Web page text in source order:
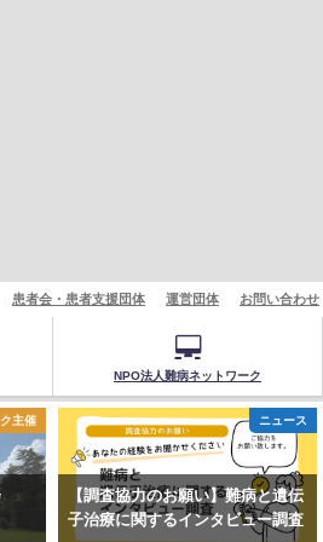
患者会・患者支援団体 運営団体 お問い合わせ
NPO法人難病ネットワーク
主催 ニュース
【調査協力のお願い】難病と遺伝
子治療に関するインタビュー調査